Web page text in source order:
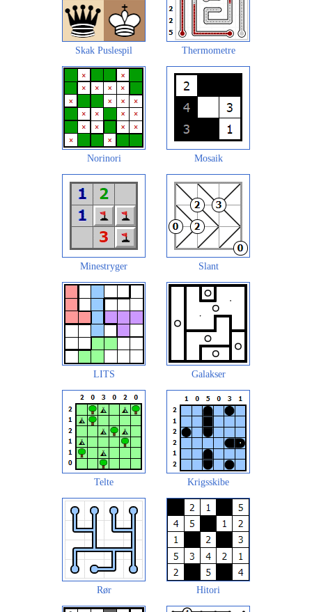
Skak Puslespil Thermometre
Norinori Mosaik
Minestryger Slant
LITS Galakser
Telte Krigsskibe
Rør Hitori